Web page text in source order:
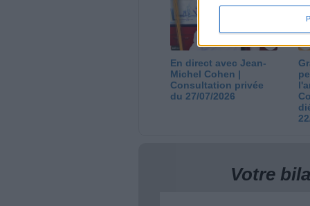
En direct avec Jean-
Michel Cohen |
Consultation privée
du 27/07/2026
Votre